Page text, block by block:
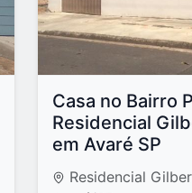
Casa no Bairro
Residencial
em Avaré SP
Residencial